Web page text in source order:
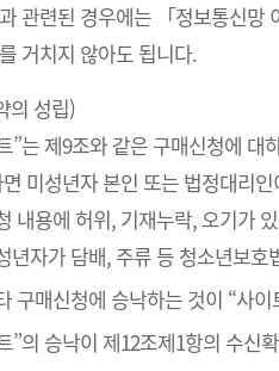
관련된 경우에는 「정보통신망
거치지 않아도 됩니다.
의 성립)
는 제9조와 같은 구매신청에 대
미성년자 본인 또는 법정대리
내용에 허위, 기재누락, 오기가
년자가 담배, 주류 등 청소년보
구매신청에 승낙하는 것이 “사
의 승낙이 제12조제1항의 수신